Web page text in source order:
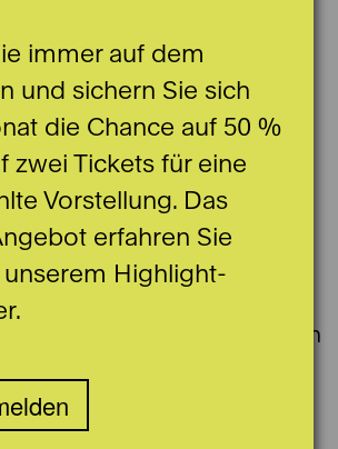
Geniessen Sie ausgesuchte
Getränke aus der
Sie eine kleine, feine
Pause
Vorstellungsbeginn nehmen
(links) des
Ihre Reservation und
Pause entgegen. Zur
immer auf dem
und sichern Sie sich
die Chance auf 50 %
zwei Tickets für eine
Vorstellung. Das
erfahren Sie
Highlight-